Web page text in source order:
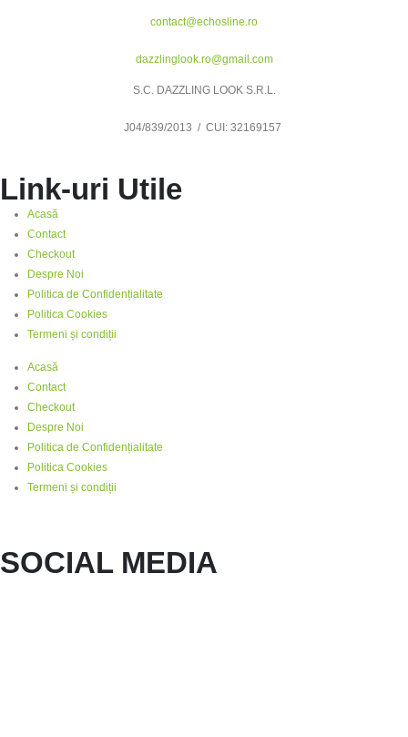
contact@echosline.ro
dazzlinglook.ro@gmail.com
S.C. DAZZLING LOOK S.R.L.
J04/839/2013 / CUI: 32169157
Link-uri Utile
Acasă
Contact
Checkout
Despre Noi
Politica de Confidențialitate
Politica Cookies
Termeni și condiții
Acasă
Contact
Checkout
Despre Noi
Politica de Confidențialitate
Politica Cookies
Termeni și condiții
SOCIAL MEDIA